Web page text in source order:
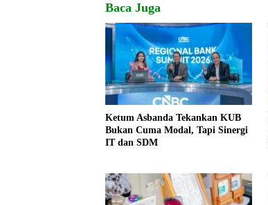
Baca Juga
Ketum Asbanda Tekankan KUB
Bukan Cuma Modal, Tapi Sinergi
IT dan SDM